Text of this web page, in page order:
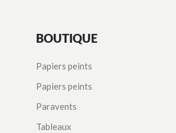
BOUTIQUE
Papiers peints
Papiers peints
Paravents
Tableaux